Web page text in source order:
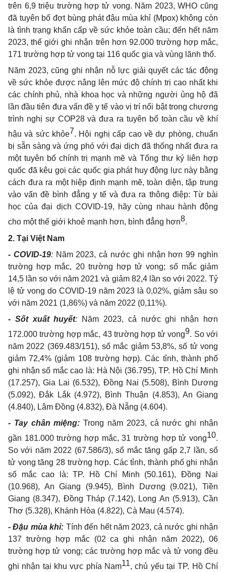
trên 6,9 triệu trường hợp tử vong. Năm 2023, WHO cũng
đã tuyên bố đợt bùng phát đậu mùa khỉ (Mpox) không còn
là tình trạng khẩn cấp về sức khỏe toàn cầu; đến hết năm
2023, thế giới ghi nhận trên hơn 92.000 trường hợp mắc,
171 trường hợp tử vong tại 116 quốc gia và vùng lãnh thổ.
Năm 2023, cũng ghi nhận nỗ lực giải quyết các tác động
về sức khỏe được nâng lên mức độ chính trị cao nhất khi
các chính phủ, nhà khoa học và những người ủng hộ đã
lần đầu tiên đưa vấn đề y tế vào vị trí nổi bật trong chương
trình nghị sự COP28 và đưa ra tuyên bố toàn cầu về khí
hậu và sức khỏe7. Hội nghị cấp cao về dự phòng, chuẩn
bị sẵn sàng và ứng phó với đại dịch đã thống nhất đưa ra
một tuyên bố chính trị mạnh mẽ và Tổng thư ký liên hợp
quốc đã kêu gọi các quốc gia phát huy động lực này bằng
cách đưa ra một hiệp định mạnh mẽ, toàn diện, tập trung
vào vấn đề bình đẳng y tếvà đưa ra thông điệp: Từ bài
học của đại dịch COVID-19, hãy cùng nhau hành động
cho một thế giới khoẻ mạnh hơn, bình đẳng hơn8.
2. Tại Việt Nam
- COVID-19:Năm 2023, cả nước ghi nhận hơn 99 nghìn
trường hợp mắc, 20 trường hợp tử vong; số mắc giảm
14,5 lần so với năm 2021 và giảm 82,4 lần so với 2022. Tỷ
lệ tử vong do COVID-19 năm 2023 là 0,02%, giảm sâu so
với năm 2021 (1,86%) và năm 2022 (0,11%).
- Sốt xuất huyết: Năm 2023, cả nước ghi nhận hơn
172.000 trường hợp mắc, 43 trường hợp tử vong9. So với
năm 2022 (369.483/151), số mắc giảm 53,8%, số tử vong
giảm 72,4% (giảm 108 trường hợp). Các tỉnh, thành phố
ghi nhận số mắc cao là: Hà Nội (36.795), TP. Hồ Chí Minh
(17.257), Gia Lai (6.532), Đồng Nai (5.508), Bình Dương
(5.092), Đắk Lắk (4.972), Bình Thuận (4.853), An Giang
(4.840), Lâm Đồng (4.832), Đà Nẵng (4.604).
- Tay chân miệng: Trong năm 2023, cả nước ghi nhận
gần 181.000 trường hợp mắc, 31 trường hợp tử vong10.
So với năm 2022 (67.586/3), sổ mắc tăng gấp 2,7 lần, số
tử vong tăng 28 trường hợp. Các tỉnh, thành phố ghi nhận
số mắc cao là: TP. Hồ Chí Minh (50.161), Đồng Nai
(10.968), An Giang (9.945), Bình Dương (9.021), Tiền
Giang (8.347), Đồng Tháp (7.142), Long An (5.913), Cần
Thơ (5.328), Khánh Hòa (4.822), Cà Mau (4.574).
-Đậu mùa khỉ: Tính đến hết năm 2023, cả nước ghi nhận
137 trường hợp mắc (02 ca ghi nhận năm 2022), 06
trường hợp tử vong; các trường hợp mắc và tử vong đều
ghi nhận tại khu vực phía Nam11, chủ yếu tại TP. Hồ Chí